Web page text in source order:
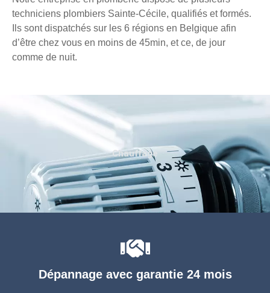
techniciens plombiers Sainte-Cécile, qualifiés et formés.
Ils sont dispatchés sur les 6 régions en Belgique afin
d’être chez vous en moins de 45min, et ce, de jour
comme de nuit.
Dépannage avec garantie 24 mois
Chauffage